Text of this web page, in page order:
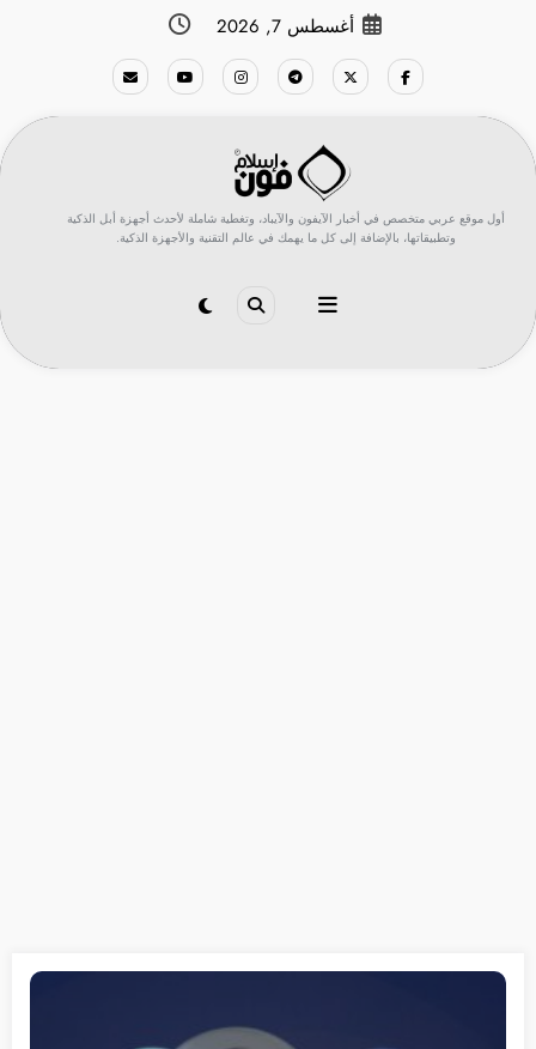
أغسطس 7, 2026
أول موقع عربي متخصص في أخبار الآيفون والآيباد، وتغطية شاملة لأحدث أجهزة أبل الذكية
وتطبيقاتها، بالإضافة إلى كل ما يهمك في عالم التقنية والأجهزة الذكية.